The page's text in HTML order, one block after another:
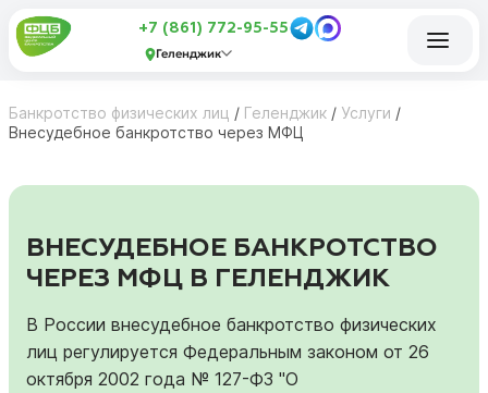
+7 (861) 772-95-55
Геленджик
Банкротство физических лиц / Геленджик / Услуги /
Внесудебное банкротство через МФЦ
ВНЕСУДЕБНОЕ БАНКРОТСТВО
ЧЕРЕЗ МФЦ В ГЕЛЕНДЖИК
В России внесудебное банкротство физических
лиц регулируется Федеральным законом от 26
октября 2002 года № 127-ФЗ "О